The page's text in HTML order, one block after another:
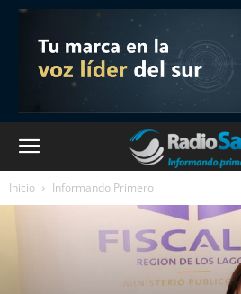
Inicio Informando Primero